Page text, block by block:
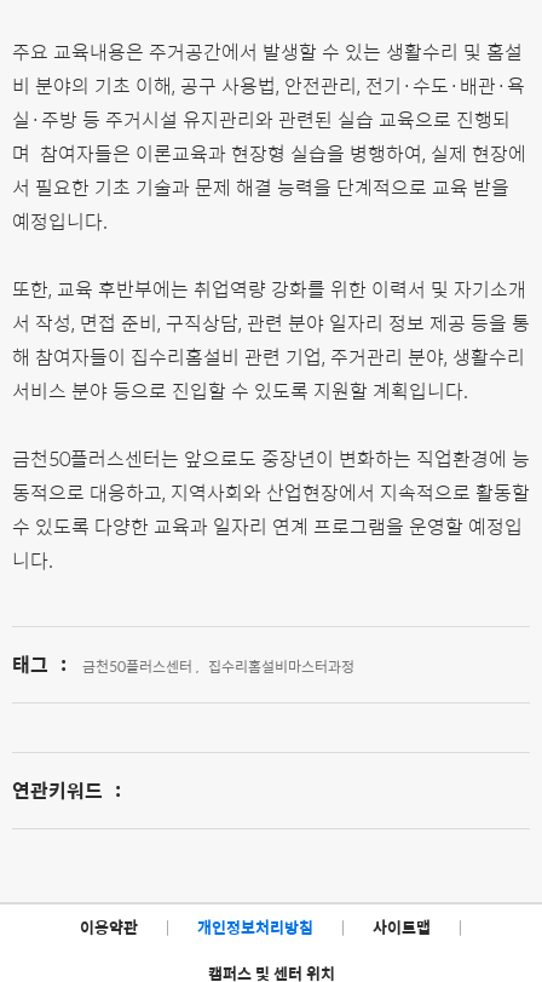
주요 교육내용은 주거공간에서 발생할 수 있는 생활수리 및 홈설
비 분야의 기초 이해, 공구 사용법, 안전관리, 전기·수도·배관·욕
실·주방 등 주거시설 유지관리와 관련된 실습 교육으로 진행되
며 참여자들은 이론교육과 현장형 실습을 병행하여, 실제 현장에
서 필요한 기초 기술과 문제 해결 능력을 단계적으로 교육 받을
예정입니다.
또한, 교육 후반부에는 취업역량 강화를 위한 이력서 및 자기소개
서 작성, 면접 준비, 구직상담, 관련 분야 일자리 정보 제공 등을 통
해 참여자들이 집수리홈설비 관련 기업, 주거관리 분야, 생활수리
서비스 분야 등으로 진입할 수 있도록 지원할 계획입니다.
금천50플러스센터는 앞으로도 중장년이 변화하는 직업환경에 능
동적으로 대응하고, 지역사회와 산업현장에서 지속적으로 활동할
수 있도록 다양한 교육과 일자리 연계 프로그램을 운영할 예정입
니다.
태그 : 금천50플러스센터 , 집수리홈설비마스터과정
연관키워드 :
이용약관 | 개인정보처리방침 | 사이트맵
|
캠퍼스 및 센터 위치